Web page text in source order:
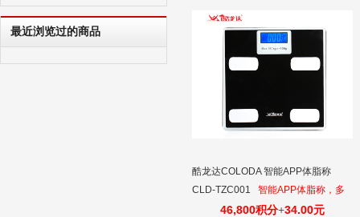
最近浏览过的商品
酷龙达COLODA 智能APP体脂称
CLD-TZC001
智能APP体脂称，多
项数据监测，帮助改善身材。
46,800积分+34.00元